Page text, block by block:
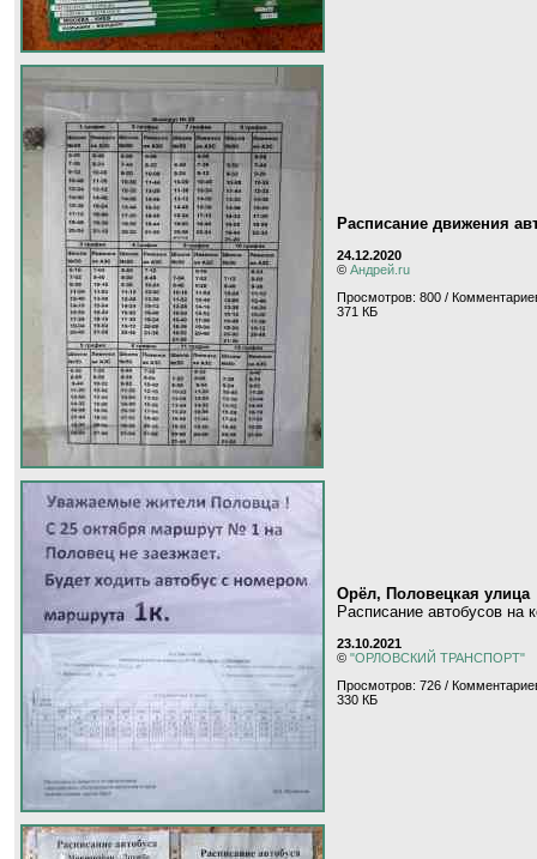
Расписание движения
24.12.2020
© Андрей.ru
Просмотров: 800 /
371 КБ
Орёл, Половецкая улица
Расписание автобусов на
23.10.2021
© "ОРЛОВСКИЙ ТРАНСПОРТ"
Просмотров: 726 /
330 КБ